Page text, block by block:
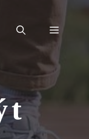
Menu